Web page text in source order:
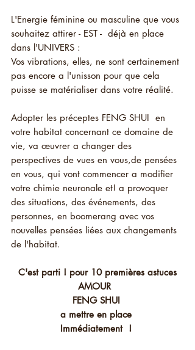
L'Energie féminine ou masculine que vous
souhaitez attirer - EST -  déjà en place
dans l'UNIVERS :
Vos vibrations, elles, ne sont certainement
pas encore a l'unisson pour que cela
puisse se matérialiser dans votre réalité.
Adopter les préceptes FENG SHUI  en
votre habitat concernant ce domaine de
vie, va œuvrer a changer des
perspectives de vues en vous,de pensées
en vous, qui vont commencer a modifier
votre chimie neuronale et! a provoquer
des situations, des événements, des
personnes, en boomerang avec vos
nouvelles pensées liées aux changements
de l'habitat.
AMOUR
FENG SHUI
a mettre en place
Immédiatement  !